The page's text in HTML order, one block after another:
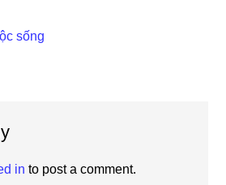
sống
in to post a comment.